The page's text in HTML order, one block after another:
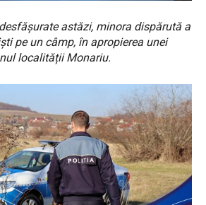
astăzi, minora dispărută a
pe un câmp, în apropierea unei
localității Monariu.